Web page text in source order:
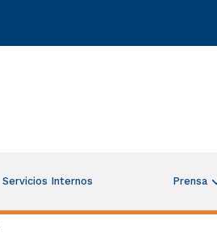
Servicios Internos Prensa